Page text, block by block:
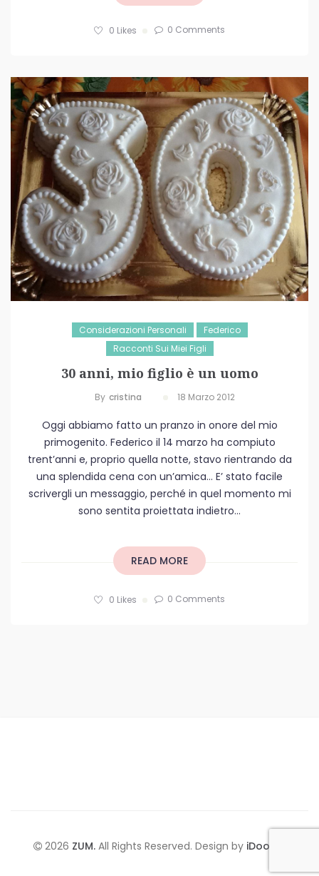
0 Likes 0 Comments
Considerazioni Personali
Federico
Racconti Sui Miei Figli
30 anni, mio figlio è un uomo
By Cristina 18 Marzo 2012
Oggi abbiamo fatto un pranzo in onore del mio
primogenito. Federico il 14 marzo ha compiuto
trent’anni e, proprio quella notte, stavo rientrando da
una splendida cena con un’amica… E’ stato facile
scrivergli un messaggio, perché in quel momento mi
sono sentita proiettata indietro...
READ MORE
0 Likes 0 Comments
2026 ZUM. All Rights Reserved. Design byiDoodle